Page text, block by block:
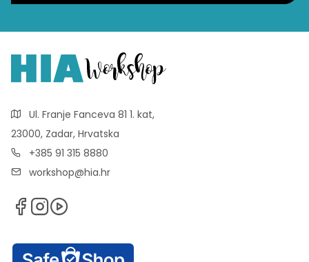
Ul. Franje Fanceva 81 1. kat,
23000, Zadar, Hrvatska
+385 91 315 8880
workshop@hia.hr